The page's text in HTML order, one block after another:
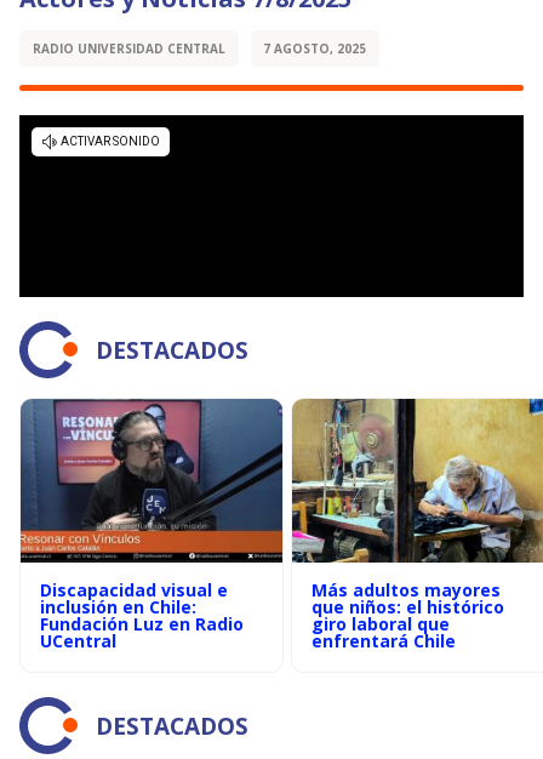
RADIO UNIVERSIDAD CENTRAL 7 AGOSTO, 2025
DESTACADOS
Discapacidad visual e
inclusión en Chile:
Fundación Luz en Radio
UCentral
Más adultos mayores
que niños: el histórico
giro laboral que
enfrentará Chile
DESTACADOS